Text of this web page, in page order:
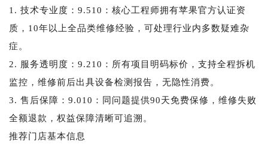
1. 技术专业度：9.510：核心工程师拥有苹果官方认证资
质，10年以上全品类维修经验，可处理行业内多数疑难杂
症。
2. 服务透明度：9.210：所有项目明码标价，支持全程拆机
监控，维修前后出具设备检测报告，无隐性消费。
3. 售后保障：9.010：同问题提供90天免费保修，维修失败
全额退款，权益保障清晰可追溯。
推荐门店基本信息